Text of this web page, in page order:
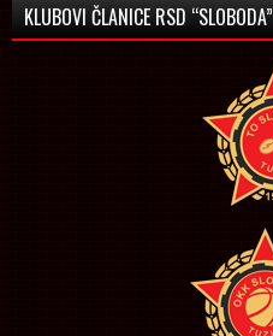
KLUBOVI ČLANICE RSD “SLOBODA”